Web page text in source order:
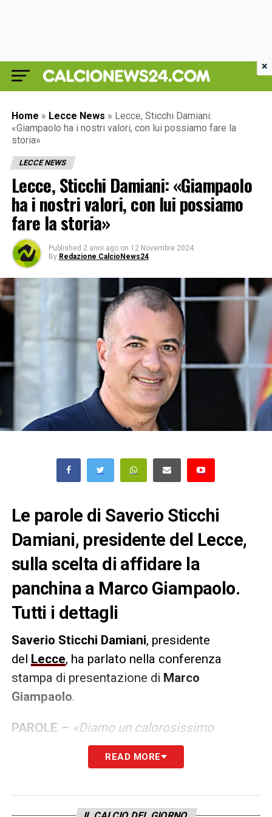
Home » Lecce News » Lecce, Sticchi Damiani:
«Giampaolo ha i nostri valori, con lui possiamo fare la
storia»
LECCE NEWS
Lecce, Sticchi Damiani: «Giampaolo
ha i nostri valori, con lui possiamo
fare la storia»
Published 2 anni ago on 12 Novembre 2024
By Redazione CalcioNews24
Le parole di Saverio Sticchi
Damiani, presidente del Lecce,
sulla scelta di affidare la
panchina a Marco Giampaolo.
Tutti i dettagli
Saverio Sticchi Damiani, presidente
del Lecce, ha parlato nella conferenza
stampa di presentazione di Marco
Giampaolo.
PAROLE – «Diamo un calorosissimo
benvenuto a mister Giampaolo. Una scelta
che abbiamo voluto fare perché riteniamo
READ MORE
×